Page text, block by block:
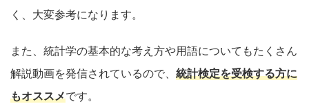
く、大変参考になります。
また、統計学の基本的な考え方や用語についてもたくさん
解説動画を発信されているので、 統計検定を受検する方に
もオススメです。